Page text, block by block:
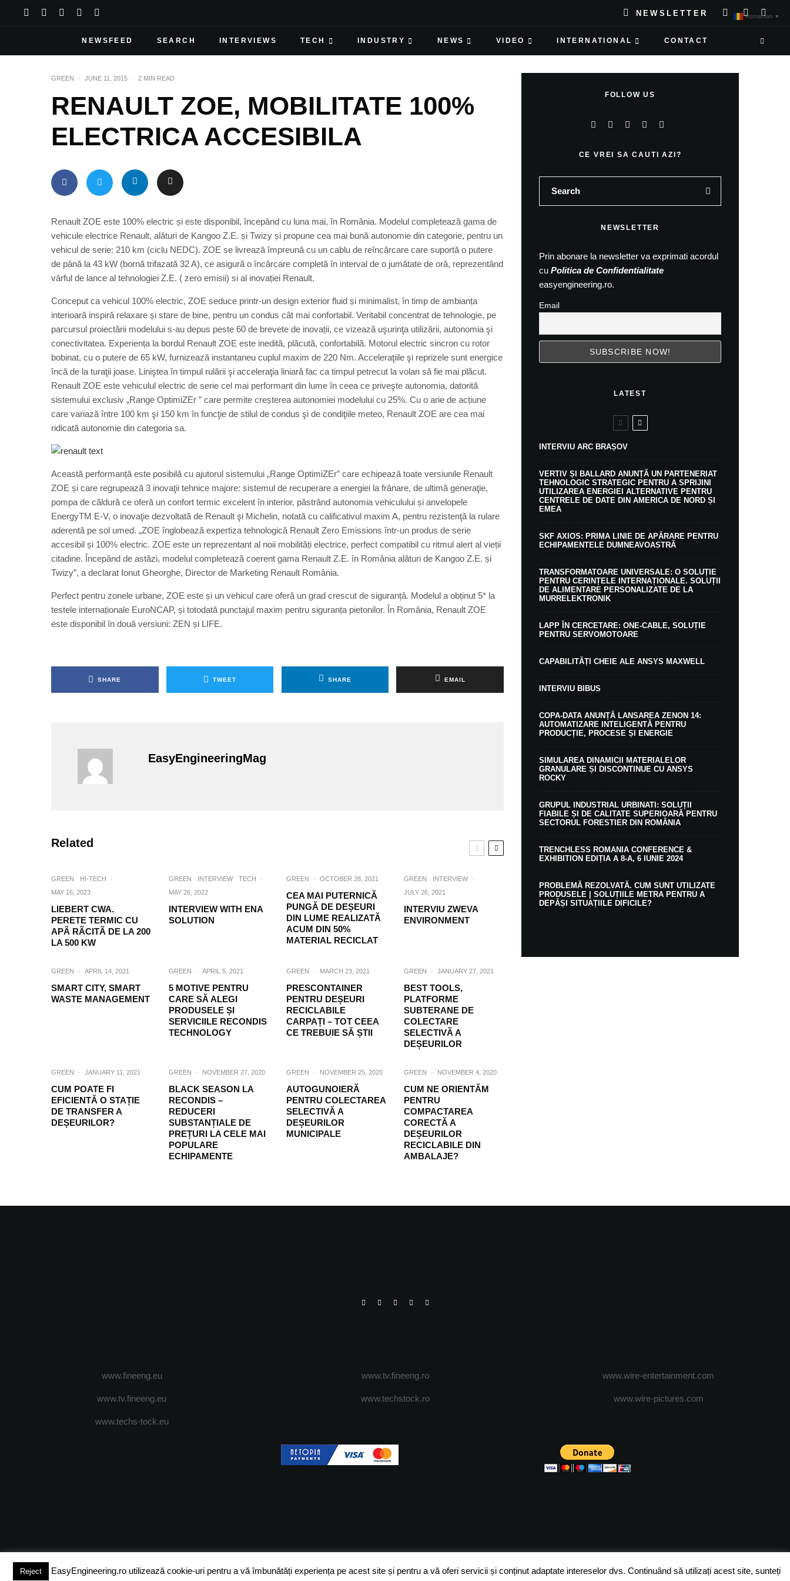
NEWSLETTER
NEWSFEED SEARCH INTERVIEWS TECH INDUSTRY NEWS VIDEO INTERNATIONAL CONTACT
GREEN · JUNE 11, 2015 · 2 MIN READ
RENAULT ZOE, MOBILITATE 100%
ELECTRICA ACCESIBILA
Renault ZOE este 100% electric și este disponibil, începând cu luna mai, în România. Modelul completează gama de
vehicule electrice Renault, alături de Kangoo Z.E. și Twizy și propune cea mai bună autonomie din categorie, pentru un
vehicul de serie: 210 km (ciclu NEDC). ZOE se livrează împreună cu un cablu de reîncărcare care suportă o putere
de până la 43 kW (bornă trifazată 32 A), ce asigură o încărcare completă în interval de o jumătate de oră, reprezentând
vârful de lance al tehnologiei Z.E. ( zero emisii) si al inovației Renault.
Conceput ca vehicul 100% electric, ZOE seduce printr-un design exterior fluid și minimalist, în timp de ambianța
interioară inspiră relaxare și stare de bine, pentru un condus cât mai confortabil. Veritabil concentrat de tehnologie, pe
parcursul proiectării modelului s-au depus peste 60 de brevete de inovații, ce vizează uşurinţa utilizării, autonomia şi
conectivitatea. Experiența la bordul Renault ZOE este inedită, plăcută, confortabilă. Motorul electric sincron cu rotor
bobinat, cu o putere de 65 kW, furnizează instantaneu cuplul maxim de 220 Nm. Acceleraţiile şi reprizele sunt energice
încă de la turaţii joase. Liniştea în timpul rulării şi acceleraţia liniară fac ca timpul petrecut la volan să fie mai plăcut.
Renault ZOE este vehiculul electric de serie cel mai performant din lume în ceea ce priveşte autonomia, datorită
sistemului exclusiv „Range OptimiZEr ” care permite creșterea autonomiei modelului cu 25%. Cu o arie de acțiune
care variază între 100 km şi 150 km în funcţie de stilul de condus şi de condiţiile meteo, Renault ZOE are cea mai
ridicată autonomie din categoria sa.
Această performanță este posibilă cu ajutorul sistemului „Range OptimiZEr” care echipează toate versiunile Renault
ZOE și care regrupează 3 inovaţii tehnice majore: sistemul de recuperare a energiei la frânare, de ultimă generaţie,
pompa de căldură ce oferă un confort termic excelent în interior, păstrând autonomia vehiculului și anvelopele
EnergyTM E-V, o inovaţie dezvoltată de Renault şi Michelin, notată cu calificativul maxim A, pentru rezistenţă la rulare
aderentă pe sol umed. „ZOE înglobează expertiza tehnologică Renault Zero Emissions într-un produs de serie
accesibil și 100% electric. ZOE este un reprezentant al noii mobilități electrice, perfect compatibil cu ritmul alert al vieții
citadine. Începând de astăzi, modelul completează coerent gama Renault Z.E. în România alături de Kangoo Z.E. și
Twizy”, a declarat Ionut Gheorghe, Director de Marketing Renault România.
Perfect pentru zonele urbane, ZOE este și un vehicul care oferă un grad crescut de siguranță. Modelul a obținut 5* la
testele internaționale EuroNCAP, și totodată punctajul maxim pentru siguranța pietonilor. În România, Renault ZOE
este disponibil în două versiuni: ZEN și LIFE.
SHARE TWEET SHARE EMAIL
EasyEngineeringMag
Related
GREEN HI-TECH
·
MAY 16, 2023
LIEBERT CWA.
PERETE TERMIC CU
APÃ RÃCITÃ DE LA 200
LA 500 KW
GREEN INTERVIEW TECH
·
MAY 26, 2022
INTERVIEW WITH ENA
SOLUTION
GREEN · OCTOBER 28, 2021
CEA MAI PUTERNICĂ
PUNGĂ DE DEȘEURI
DIN LUME REALIZATĂ
ACUM DIN 50%
MATERIAL RECICLAT
GREEN INTERVIEW
·
JULY 26, 2021
INTERVIU ZWEVA
ENVIRONMENT
GREEN · APRIL 14, 2021
SMART CITY, SMART
WASTE MANAGEMENT
GREEN · APRIL 5, 2021
5 MOTIVE PENTRU
CARE SĂ ALEGI
PRODUSELE ȘI
SERVICIILE RECONDIS
TECHNOLOGY
GREEN · MARCH 23, 2021
PRESCONTAINER
PENTRU DEȘEURI
RECICLABILE
CARPAȚI – TOT CEEA
CE TREBUIE SĂ ȘTII
GREEN · JANUARY 27, 2021
BEST TOOLS,
PLATFORME
SUBTERANE DE
COLECTARE
SELECTIVÃ A
DEȘEURILOR
GREEN · JANUARY 11, 2021
CUM POATE FI
EFICIENTĂ O STAȚIE
DE TRANSFER A
DEȘEURILOR?
GREEN · NOVEMBER 27, 2020
BLACK SEASON LA
RECONDIS –
REDUCERI
SUBSTANȚIALE DE
PREȚURI LA CELE MAI
POPULARE
ECHIPAMENTE
GREEN · NOVEMBER 25, 2020
AUTOGUNOIERĂ
PENTRU COLECTAREA
SELECTIVĂ A
DEȘEURILOR
MUNICIPALE
GREEN · NOVEMBER 4, 2020
CUM NE ORIENTĂM
PENTRU
COMPACTAREA
CORECTĂ A
DEȘEURILOR
RECICLABILE DIN
AMBALAJE?
FOLLOW US
CE VREI SA CAUTI AZI?
NEWSLETTER
Prin abonare la newsletter va exprimati acordul
cu Politica de Confidentialitate
easyengineering.ro.
Email
LATEST
INTERVIU ARC BRAȘOV
VERTIV ȘI BALLARD ANUNȚĂ UN PARTENERIAT
TEHNOLOGIC STRATEGIC PENTRU A SPRIJINI
UTILIZAREA ENERGIEI ALTERNATIVE PENTRU
CENTRELE DE DATE DIN AMERICA DE NORD ȘI
EMEA
SKF AXIOS: PRIMA LINIE DE APĂRARE PENTRU
ECHIPAMENTELE DUMNEAVOASTRĂ
TRANSFORMATOARE UNIVERSALE: O SOLUȚIE
PENTRU CERINȚELE INTERNAȚIONALE. SOLUȚII
DE ALIMENTARE PERSONALIZATE DE LA
MURRELEKTRONIK
LAPP ÎN CERCETARE: ONE-CABLE, SOLUȚIE
PENTRU SERVOMOTOARE
CAPABILITĂȚI CHEIE ALE ANSYS MAXWELL
INTERVIU BIBUS
COPA-DATA ANUNȚĂ LANSAREA ZENON 14:
AUTOMATIZARE INTELIGENTĂ PENTRU
PRODUCȚIE, PROCESE ȘI ENERGIE
SIMULAREA DINAMICII MATERIALELOR
GRANULARE ȘI DISCONTINUE CU ANSYS
ROCKY
GRUPUL INDUSTRIAL URBINATI: SOLUȚII
FIABILE ȘI DE CALITATE SUPERIOARĂ PENTRU
SECTORUL FORESTIER DIN ROMÂNIA
TRENCHLESS ROMANIA CONFERENCE &
EXHIBITION EDIȚIA A 8-A, 6 IUNIE 2024
PROBLEMĂ REZOLVATĂ. CUM SUNT UTILIZATE
PRODUSELE | SOLUȚIILE METRA PENTRU A
DEPĂȘI SITUAȚIILE DIFICILE?
www.fineeng.eu
www.tv.fineeng.eu
www.techs-tock.eu
www.tv.fineeng.ro
www.techstock.ro
www.wire-entertainment.com
www.wire-pictures.com
Reject EasyEngineering.ro utilizează cookie-uri pentru a vă îmbunătăți experiența pe acest site și pentru a vă oferi servicii și conținut adaptate intereselor dvs. Continuând să utilizați acest site, sunteți
Romanian ▼